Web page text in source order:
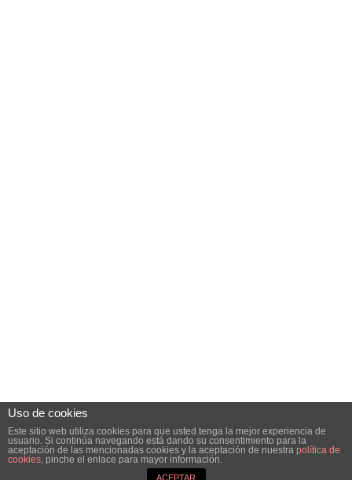
Tema para WordPress: Poseidon de
Uso de cookies
Este sitio web utiliza cookies para que usted tenga la mejor experiencia de
usuario. Si continúa navegando está dando su consentimiento para la
aceptación de las mencionadas cookies y la aceptación de nuestra política de
cookies, pinche el enlace para mayor información.
ACEPTAR